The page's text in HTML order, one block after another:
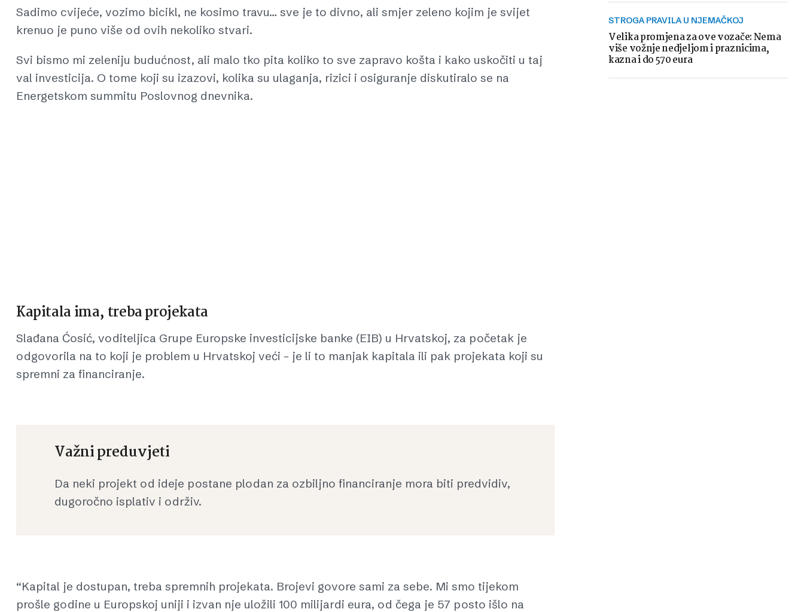
Sadimo cvijeće, vozimo bicikl, ne kosimo travu… sve je to divno, ali smjer zeleno kojim je svijet
krenuo je puno više od ovih nekoliko stvari.
Svi bismo mi zeleniju budućnost, ali malo tko pita koliko to sve zapravo košta i kako uskočiti u taj
val investicija. O tome koji su izazovi, kolika su ulaganja, rizici i osiguranje diskutiralo se na
Energetskom summitu Poslovnog dnevnika.
Kapitala ima, treba projekata
Slađana Ćosić, voditeljica Grupe Europske investicijske banke (EIB) u Hrvatskoj, za početak je
odgovorila na to koji je problem u Hrvatskoj veći – je li to manjak kapitala ili pak projekata koji su
spremni za financiranje.
Važni preduvjeti
Da neki projekt od ideje postane plodan za ozbiljno financiranje mora biti predvidiv,
dugoročno isplativ i održiv.
“Kapital je dostupan, treba spremnih projekata. Brojevi govore sami za sebe. Mi smo tijekom
prošle godine u Europskoj uniji i izvan nje uložili 100 milijardi eura, od čega je 57 posto išlo na
STROGA PRAVILA U NJEMAČKOJ
Velika promjena za ove vozače: Nema
više vožnje nedjeljom i praznicima,
kazna i do 570 eura